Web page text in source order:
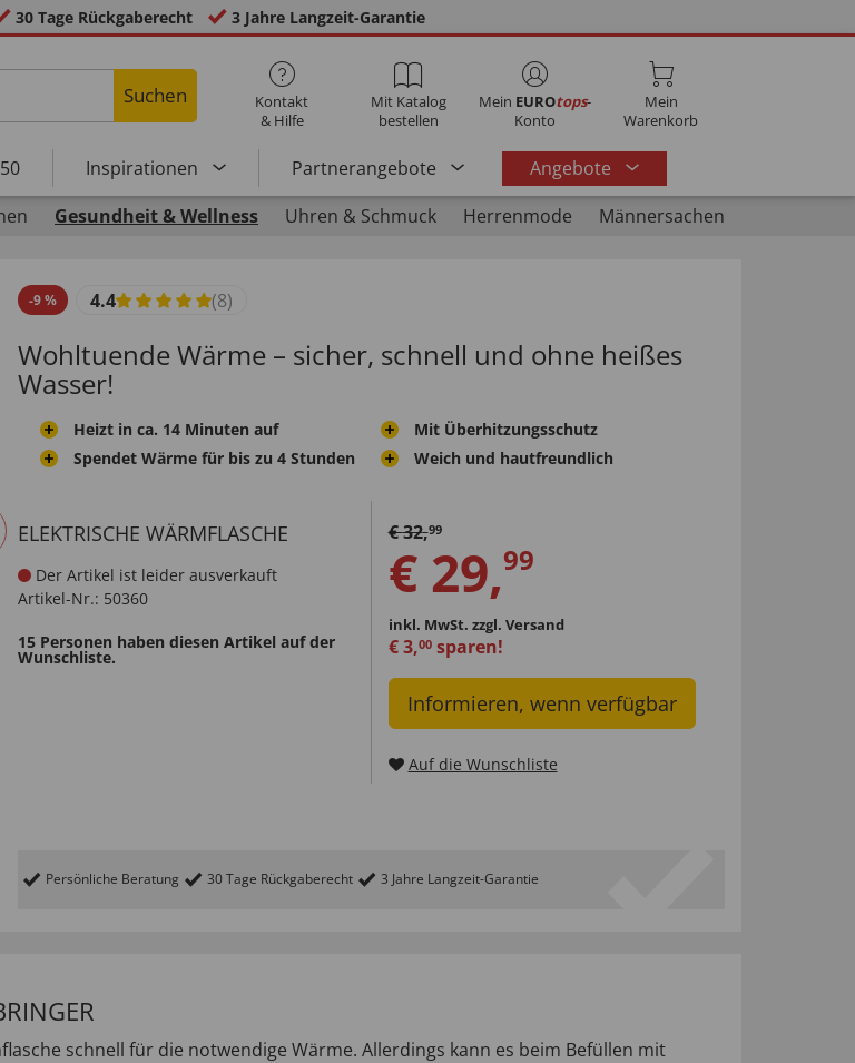
30 Tage Rückgaberecht 3 Jahre Langzeit-Garantie
Suchen
Kontakt
& Hilfe
Mit Katalog
bestellen
Mein EUROtops-
Konto
Mein
Warenkorb
Inspirationen Partnerangebote
Angebote
Gesundheit & Wellness Uhren & Schmuck Herrenmode Männersachen
-9% 4.4 (8)
Wohltuende Wärme – sicher, schnell und ohne heißes
Wasser!
Heizt in ca. 14 Minuten auf
Spendet Wärme für bis zu 4 Stunden
Mit Überhitzungsschutz
Weich und hautfreundlich
ELEKTRISCHE WÄRMFLASCHE
Der Artikel ist leider ausverkauft
Artikel-Nr.: 50360
15 Personen haben diesen Artikel auf der
Wunschliste.
€32,99
€ 29,99
inkl. MwSt. zzgl. Versand
€3,00sparen!
Informieren, wenn verfügbar
Auf die Wunschliste
Persönliche Beratung 30 Tage Rückgaberecht 3 Jahre Langzeit-Garantie
schnell für die notwendige Wärme. Allerdings kann es beim Befüllen mit